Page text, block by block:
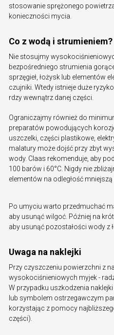
stosowanie sprężonego
konieczności mycia.
Co z wodą i strumieniem?
Nie stosujmy
bezpośredniego strumienia
sprzęgieł, łożysk lub elementów
czujniki. Wtedy istnieje duże
rdzy wewnątrz danej części.
Ograniczajmy również do
preparatów powodujących
uszczelki, części plastikowe,
malatury może dojść przy zbyt
wody. Claas rekomenduje, aby
100 barów i 60°C. Nigdy nie
elementów na odległość mniejszą
Po umyciu warto przedmuchać
aby usunąć wilgoć. Później na
aby usunąć pozostałości wody z
Uwaga na naklejki
Przy czyszczeniu powierzchni z
wysokociśnieniowych myjek -
W przypadku uszkodzenia
lub symbolem ostrzegawczym
korzystając z pomocy
części).